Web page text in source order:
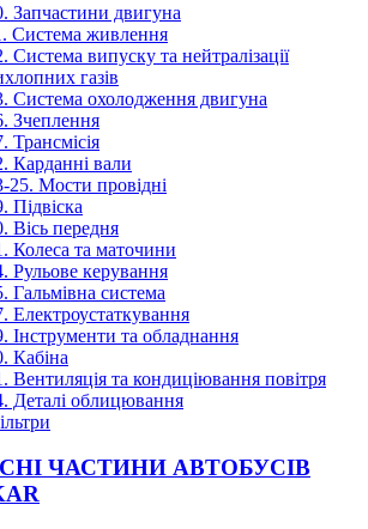
Запчастини двигуна
Система живлення
Система випуску та нейтралізації
газів
Система охолодження двигуна
Зчеплення
Трансмісія
Карданні вали
25. Мости провідні
Підвіска
Вісь передня
Колеса та маточини
Рульове керування
Гальмівна система
Електроустаткування
Інструменти та обладнання
Кабіна
Вентиляція та кондиціювання повітря
Деталі облицювання
ЧАСТИНИ АВТОБУСІВ